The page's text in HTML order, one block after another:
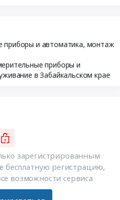
приборы и автоматика, монтаж
приборы и
в Забайкальском крае
зарегистрированным
бесплатную регистрацию,
возможности сервиса